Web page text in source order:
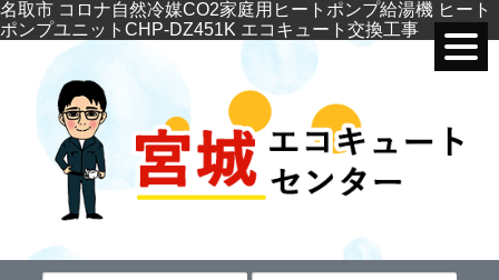
名取市 コロナ自然冷媒CO2家庭用ヒートポンプ給湯機 ヒート
ポンプユニットCHP-DZ451K エコキュート交換工事